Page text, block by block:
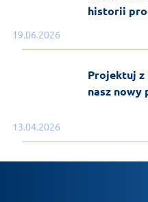
19.06.2026
historii
13.04.2026
Projektuj z
nasz nowy